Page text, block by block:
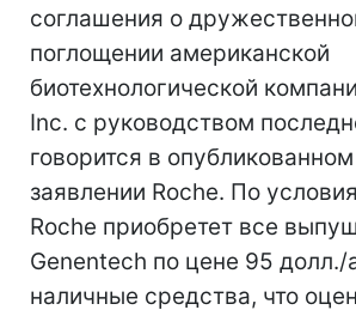
соглашения о
поглощении американской
биотехнологической
Inc. с руководством
говорится в
заявлении Roche. По
Roche приобретет все
Genentech по цене 95 долл./
наличные средства, что